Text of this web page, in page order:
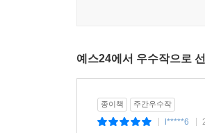
생명력과 연결되어 있죠.
져다주는 원천이 될 수 있어
“Having은 단 돈 1달러라
“행운은 우리의 노력에 곱
“때론 기다림도 필요합
예스24에서 우수작으로
종이책 주간우수작
l*****6